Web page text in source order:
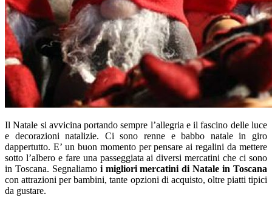
Il Natale si avvicina portando sempre l’allegria e il fascino delle luce
e decorazioni natalizie. Ci sono renne e babbo natale in giro
dappertutto. E’ un buon momento per pensare ai regalini da mettere
sotto l’albero e fare una passeggiata ai diversi mercatini che ci sono
in Toscana. Segnaliamoi migliori mercatini di Natale in Toscana
con attrazioni per bambini, tante opzioni di acquisto, oltre piatti tipici
da gustare.